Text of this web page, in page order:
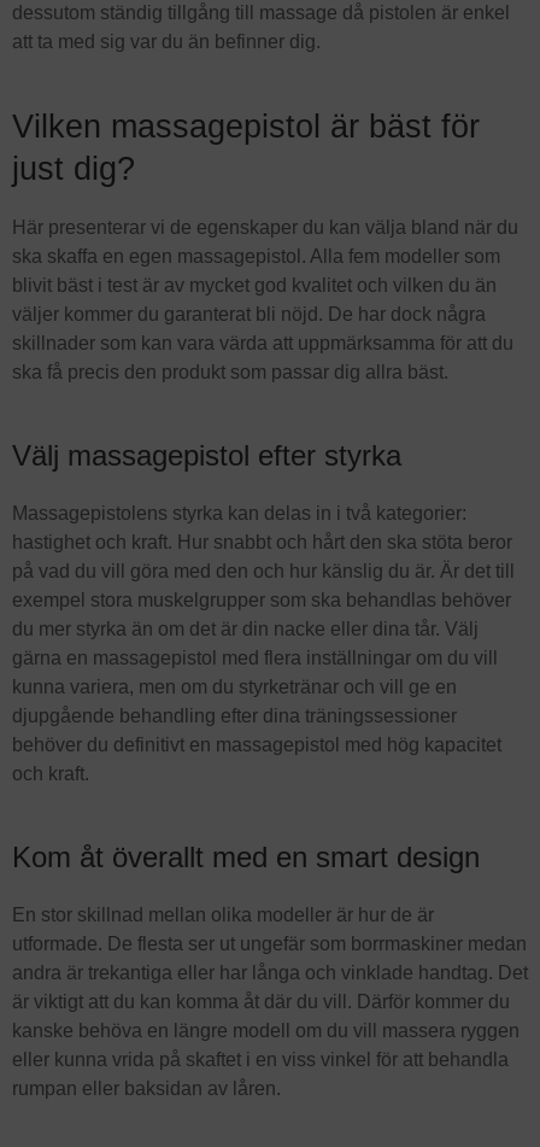
dessutom ständig tillgång till massage då pistolen är enkel
att ta med sig var du än befinner dig.
Vilken massagepistol är bäst för
just dig?
Här presenterar vi de egenskaper du kan välja bland när du
ska skaffa en egen massagepistol. Alla fem modeller som
blivit bäst i test är av mycket god kvalitet och vilken du än
väljer kommer du garanterat bli nöjd. De har dock några
skillnader som kan vara värda att uppmärksamma för att du
ska få precis den produkt som passar dig allra bäst.
Välj massagepistol efter styrka
Massagepistolens styrka kan delas in i två kategorier:
hastighet och kraft. Hur snabbt och hårt den ska stöta beror
på vad du vill göra med den och hur känslig du är. Är det till
exempel stora muskelgrupper som ska behandlas behöver
du mer styrka än om det är din nacke eller dina tår. Välj
gärna en massagepistol med flera inställningar om du vill
kunna variera, men om du styrketränar och vill ge en
djupgående behandling efter dina träningssessioner
behöver du definitivt en massagepistol med hög kapacitet
och kraft.
Kom åt överallt med en smart design
En stor skillnad mellan olika modeller är hur de är
utformade. De flesta ser ut ungefär som borrmaskiner medan
andra är trekantiga eller har långa och vinklade handtag. Det
är viktigt att du kan komma åt där du vill. Därför kommer du
kanske behöva en längre modell om du vill massera ryggen
eller kunna vrida på skaftet i en viss vinkel för att behandla
rumpan eller baksidan av låren.